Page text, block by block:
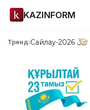
KAZINFORM
Тренд:Сайлау-2026